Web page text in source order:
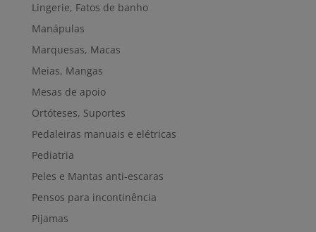
Lingerie, Fatos de banho
Manápulas
Marquesas, Macas
Meias, Mangas
Mesas de apoio
Ortóteses, Suportes
Pedaleiras manuais e elétricas
Pediatria
Peles e Mantas anti-escaras
Pensos para incontinência
Pijamas